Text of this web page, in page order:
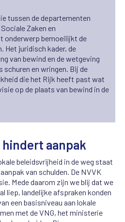
tussen de departementen
Zaken en
onderwerp bemoeilijkt de
Het juridisch kader, de
van bewind en de wetgeving
schuren en wringen. Bij de
die het Rijk heeft past wat
op de plaats van bewind in de
aanpak
beleidsvrijheid in de weg staat
van schulden. De NVVK
Mede daarom zijn we blij dat we
liep, landelijke afspraken konden
een basisniveau aan lokale
met de VNG, het ministerie